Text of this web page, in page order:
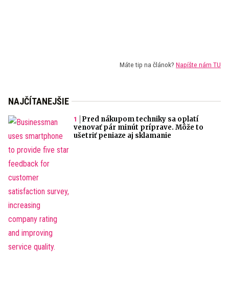
Máte tip na článok? Napíšte nám TU
NAJČÍTANEJŠIE
Pred nákupom techniky sa oplatí
venovať pár minút príprave. Môže to
ušetriť peniaze aj sklamanie